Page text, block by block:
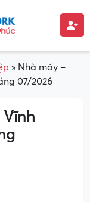
» Nhà máy –
07/2026
Vĩnh